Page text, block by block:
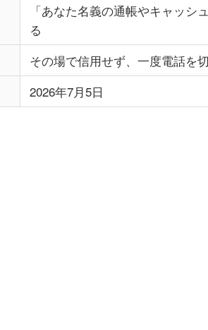
「あなた名義の通帳やキャッ
る
その場で信用せず、一度電話を
2026年7月5日